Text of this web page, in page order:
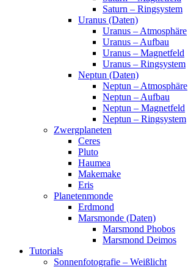
Saturn – Ringsystem
Uranus (Daten)
Uranus – Atmosphäre
Uranus – Aufbau
Uranus – Magnetfeld
Uranus – Ringsystem
Neptun (Daten)
Neptun – Atmosphäre
Neptun – Aufbau
Neptun – Magnetfeld
Neptun – Ringsystem
Zwergplaneten
Ceres
Pluto
Haumea
Makemake
Eris
Planetenmonde
Erdmond
Marsmonde (Daten)
Marsmond Phobos
Marsmond Deimos
Tutorials
Sonnenfotografie – Weißlicht